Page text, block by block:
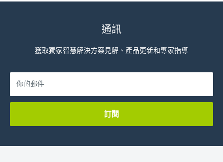
通訊
獲取獨家智慧解決方案見解、產品更新和專家指導
你的郵件
訂閱